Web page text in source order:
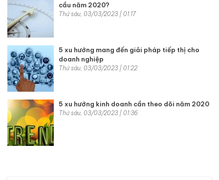
cầu năm 2020?
Thứ sáu, 03/03/2023 | 01:17
5 xu hướng mang đến giải pháp tiếp thị cho
doanh nghiệp
Thứ sáu, 03/03/2023 | 01:22
5 xu hướng kinh doanh cần theo dõi năm 2020
Thứ sáu, 03/03/2023 | 01:36